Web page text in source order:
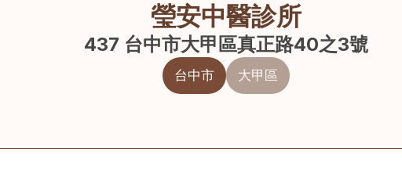
瑩安中醫診所
437 台中市大甲區真正路40之3號
台中市 大甲區